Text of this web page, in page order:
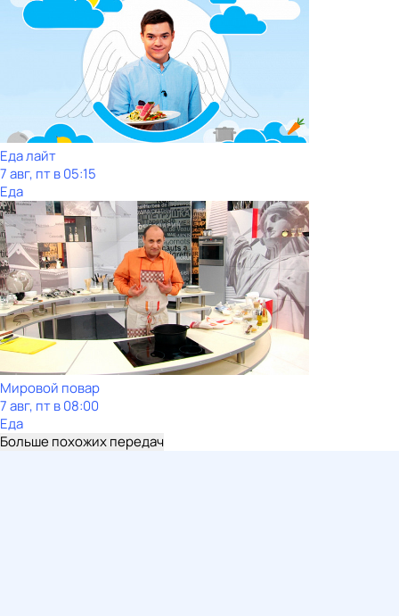
Еда лайт
7 авг, пт в 05:15
Еда
Мировой повар
7 авг, пт в 08:00
Еда
Больше похожих передач